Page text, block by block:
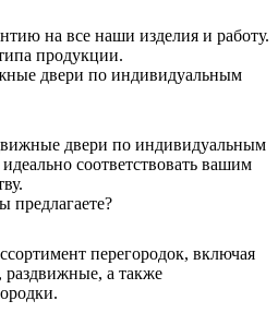
на все наши изделия и работу.
продукции.
двери по индивидуальным
двери по индивидуальным
соответствовать вашим
предлагаете?
перегородок, включая
а также